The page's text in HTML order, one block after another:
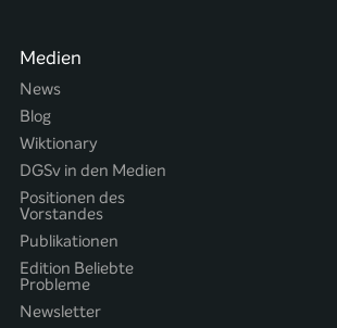
Medien
News
Blog
Wiktionary
DGSv in den Medien
Positionen des
Vorstandes
Publikationen
Edition Beliebte
Probleme
Newsletter